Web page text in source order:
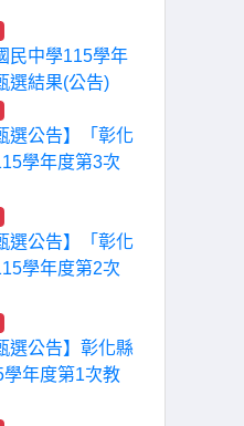
民中學115學年
選結果(公告)
選公告】「彰化
學年度第3次
選公告】「彰化
學年度第2次
選公告】彰化縣
年度第1次教